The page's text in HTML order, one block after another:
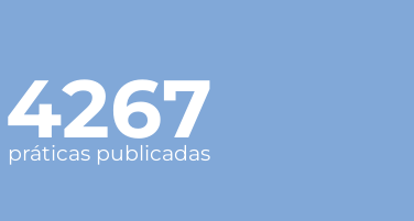
4267
práticas publicadas